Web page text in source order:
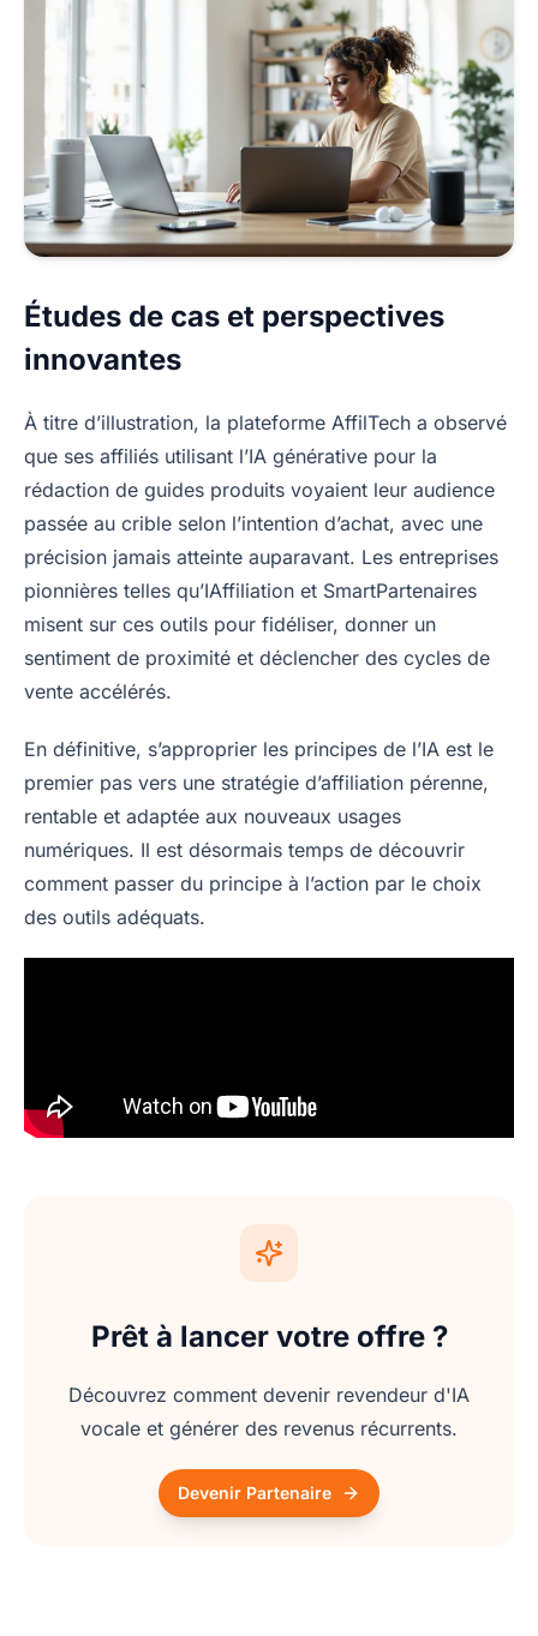
Études de cas et perspectives
innovantes
À titre d’illustration, la plateforme AffilTech a observé
que ses affiliés utilisant l’IA générative pour la
rédaction de guides produits voyaient leur audience
passée au crible selon l’intention d’achat, avec une
précision jamais atteinte auparavant. Les entreprises
pionnières telles qu’IAffiliation et SmartPartenaires
misent sur ces outils pour fidéliser, donner un
sentiment de proximité et déclencher des cycles de
vente accélérés.
En définitive, s’approprier les principes de l’IA est le
premier pas vers une stratégie d’affiliation pérenne,
rentable et adaptée aux nouveaux usages
numériques. Il est désormais temps de découvrir
comment passer du principe à l’action par le choix
des outils adéquats.
Prêt à lancer votre offre ?
Découvrez comment devenir revendeur d'IA
vocale et générer des revenus récurrents.
Devenir Partenaire